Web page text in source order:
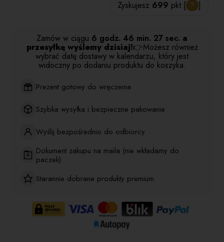
Zyskujesz 699 pkt [ ? ]
Zamów w ciągu 6 godz. 46 min. 26 sec. a
przesyłkę wyślemy dzisiaj!👉Możesz również
wybrać datę dostawy w kalendarzu, który jest
widoczny po dodaniu produktu do koszyka.
Prezent gotowy do wręczenia
Szybka wysyłka i bezpieczne pakowanie
Wyślij bezpośrednio do odbiorcy
Dokument zakupu na maila (nie wkładamy do
paczek)
Starannie dobrane produkty premium